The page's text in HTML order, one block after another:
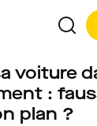
voiture
:
plan ?